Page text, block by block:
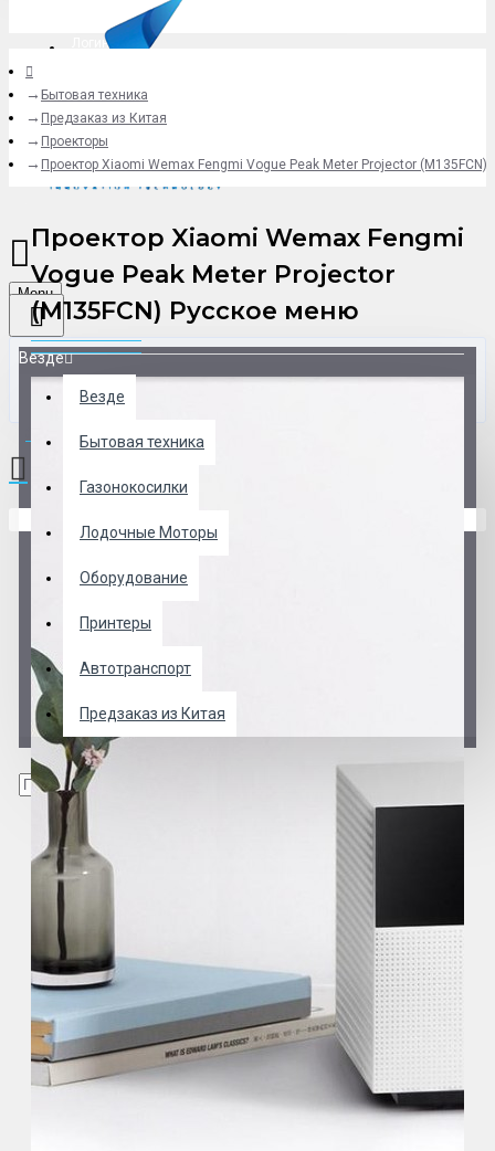
Логин
+79775619766
Menu
Везде
Везде
Бытовая техника
Газонокосилки
Лодочные Моторы
Оборудование
Принтеры
Автотранспорт
Предзаказ из Китая
0 товар(ов) - 0 р.
Бытовая техника
Предзаказ из Китая
Проекторы
Проектор Xiaomi Wemax Fengmi Vogue Peak Meter Projector
Проектор Xiaomi Wemax Fengmi
Vogue Peak Meter Projector
(M135FCN) Русское меню